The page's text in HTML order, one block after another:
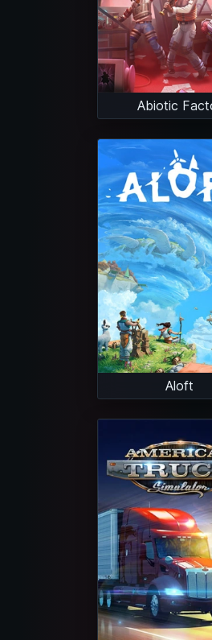
Abiotic
Aloft